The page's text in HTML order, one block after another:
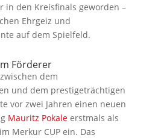
in den Kreisfinals geworden –
Ehrgeiz und
auf dem Spielfeld.
Förderer
dem
und dem prestigeträchtigen
vor zwei Jahren einen neuen
Mauritz Pokaleerstmals als
Merkur CUP ein. Das